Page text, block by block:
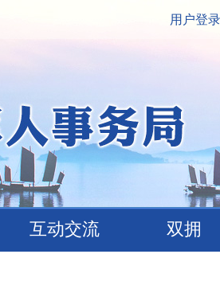
用户登录
互动交流 双拥